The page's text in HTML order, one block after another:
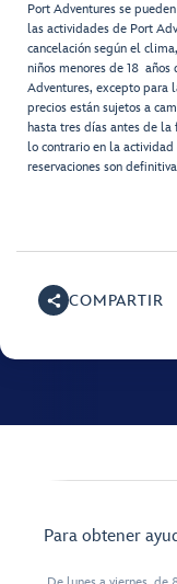
Port Adventures se
las actividades de Port
cancelación según el
niños menores de 18
Adventures, excepto para
precios están sujetos a
hasta tres días antes de
lo contrario en la
reservaciones son
COMPARTIR
Para obtener